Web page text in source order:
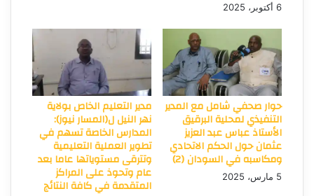
6 أكتوبر، 2025
مدير التعليم الخاص بولاية
نهر النيل ل(المسار نيوز):
المدارس الخاصة تسهم في
تطوير العملية التعليمية
وتترقى مستوياتها عاما بعد
عام وتحوذ على المراكز
المتقدمة في كافة النتائج
حوار صحفي شامل مع المدير
التنفيذي لمحلية البرقيق
الأستاذ عباس عبد العزيز
عثمان حول الحكم الاتحادي
ومكاسبه في السودان (2)
5 مارس، 2025